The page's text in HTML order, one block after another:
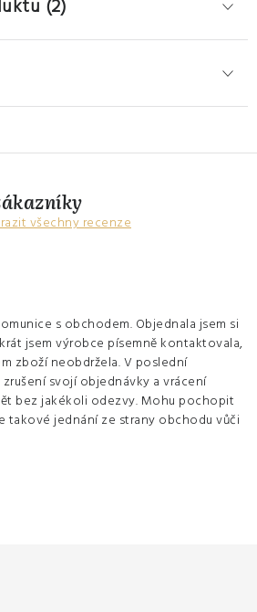
(2)
všechny recenze
s obchodem. Objednala jsem si
jsem výrobce písemně kontaktovala,
zboží neobdržela. V poslední
svojí objednávky a vrácení
bez jakékoli odezvy. Mohu pochopit
takové jednání ze strany obchodu vůči